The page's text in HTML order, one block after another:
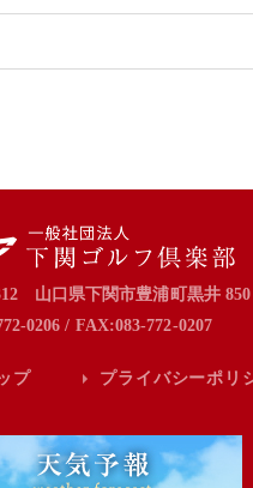
山口県下関市豊浦町黒井 850
0206 / FAX:083-772-0207
プ プライバシーポリ